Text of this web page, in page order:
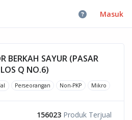
Masuk
BERKAH SAYUR (PASAR
Q NO.6)
Perseorangan Non-PKP Mikro
156023 Produk Terjual